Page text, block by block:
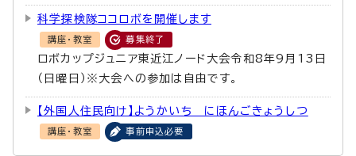
科学探検隊ココロボを開催します
講座・教室 募集終了
ロボカップジュニア東近江ノード大会令和8年9月13日
（日曜日）※大会への参加は自由です。
【外国人住民向け】ようかいち にほんごきょうしつ
講座・教室 事前申込必要